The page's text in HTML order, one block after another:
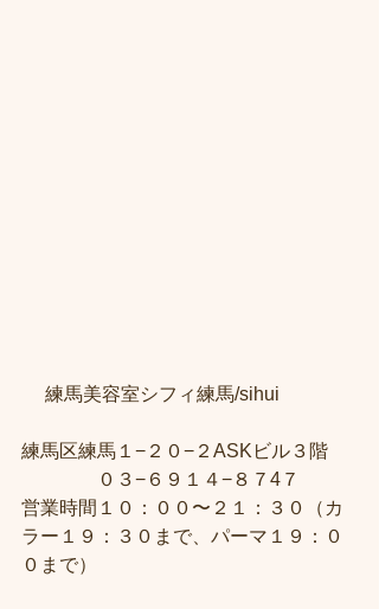
     練馬美容室シフィ練馬/sihui
練馬区練馬１−２０−２ASKビル３階
０３−６９１４−８７4７
営業時間１０：００〜２１：３０（カ
ラー１９：３０まで、パーマ１９：０
０まで）